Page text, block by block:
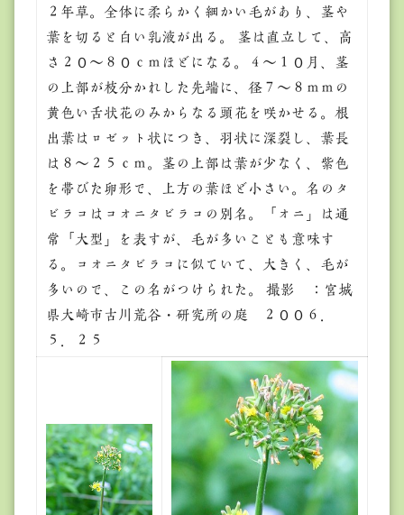
２年草。全体に柔らかく細かい毛があり、茎や
葉を切ると白い乳液が出る。 茎は直立して、高
さ２０～８０ｃｍほどになる。４～１０月、茎
の上部が枝分かれした先端に、径７～８ｍｍの
黄色い舌状花のみからなる頭花を咲かせる。根
出葉はロゼット状につき、羽状に深裂し、葉長
は８～２５ｃｍ。茎の上部は葉が少なく、紫色
を帯びた卵形で、上方の葉ほど小さい。名のタ
ビラコはコオニタビラコの別名。「オニ」は通
常「大型」を表すが、毛が多いことも意味す
る。コオニタビラコに似ていて、大きく、毛が
多いので、この名がつけられた。 撮影 ：宮城
県大崎市古川荒谷・研究所の庭 ２００６．
５．２５